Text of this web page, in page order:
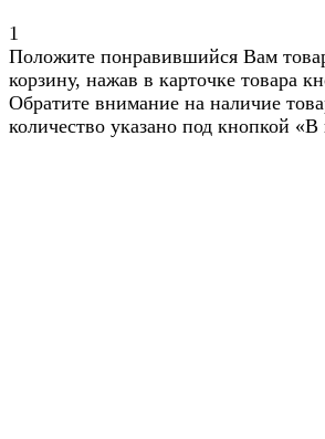
1
Положите понравившийся Вам
корзину, нажав в карточке товара
Обратите внимание на наличие
количество указано под кнопкой «В